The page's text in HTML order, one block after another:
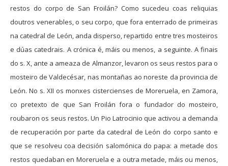
restos do corpo de San Froilán? Como sucedeu coas reliquias
doutros venerables, o seu corpo, que fora enterrado de primeiras
na catedral de León, anda disperso, repartido entre tres mosteiros
e dúas catedrais. A crónica é, máis ou menos, a seguinte. A finais
do s. X, ante a ameaza de Almanzor, levaron os seus restos para o
mosteiro de Valdecésar, nas montañas ao noreste da provincia de
León. No s. XII os monxes cistercienses de Moreruela, en Zamora,
co pretexto de que San Froilán fora o fundador do mosteiro,
roubaron os seus restos. Un Pio Latrocinio que activou a demanda
de recuperación por parte da catedral de León do corpo santo e
que se resolveu coa decisión salomónica do papa: a metade dos
restos quedaban en Moreruela e a outra metade, máis ou menos,